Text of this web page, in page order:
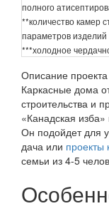
полного
**количество камер
параметров
***холодное
Описание
Каркасные дома
строительства и
«Канадская
Он подойдет для
дача или проекты
семьи из 4-5